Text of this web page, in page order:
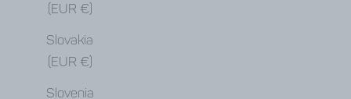
(EUR €)
Slovakia
(EUR €)
Slovenia